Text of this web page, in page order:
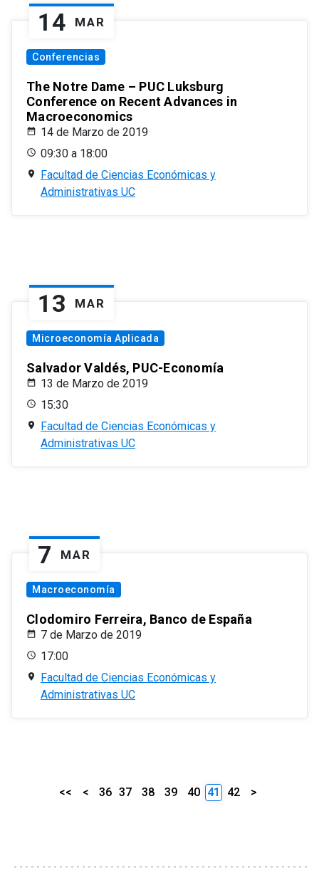
14 MAR
Conferencias
The Notre Dame – PUC Luksburg
Conference on Recent Advances in
Macroeconomics
14 de Marzo de 2019
09:30 a 18:00
Facultad de Ciencias Económicas y
Administrativas UC
13 MAR
Microeconomía Aplicada
Salvador Valdés, PUC-Economía
13 de Marzo de 2019
15:30
Facultad de Ciencias Económicas y
Administrativas UC
7 MAR
Macroeconomía
Clodomiro Ferreira, Banco de España
7 de Marzo de 2019
17:00
Facultad de Ciencias Económicas y
Administrativas UC
<< < 36 37 38 39 40 41 42 >